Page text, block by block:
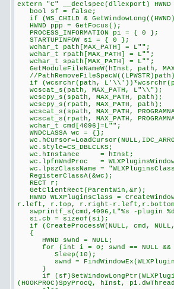
extern "C" __declspec(dllexport)
bool sf = false;
if (WS_CHILD &
HWND ppp = GetFocus();
PROCESS_INFORMATION pi = { 0 };
STARTUPINFOW si = { 0 };
wchar_t path[MAX_PATH] = L"";
wchar_t rpath[MAX_PATH] = L"";
wchar_t spath[MAX_PATH] = L"";
GetModuleFileNameW(hInst, path,
//
if (wcsrchr(path,
wcscat_s(path, MAX_PATH, L"\\");
wcscpy_s(spath, MAX_PATH, path);
wcscpy_s(rpath, MAX_PATH, path);
wcscat_s(spath, MAX_PATH,
wcscat_s(rpath, MAX_PATH,
wchar_t cmd[4096]=L"";
WNDCLASSA wc = {};
wc.style=CS_DBLCLKS;
wc.hInstance = hInst;
wc.lpfnWndProc =
wc.lpszClassName =
RegisterClassA(&wc);
RECT r;
GetClientRect(ParentWin,&r);
HWND WLXPluginsClass =
r.left, r.top, r.right-r.left,r.bottom-
swprintf_s(cmd,4096,L"%s -plugin
si.cb = sizeof(si);
if (CreateProcessW(NULL, cmd,
{
HWND swnd = NULL;
for (int i = 0; swnd == NULL &&
Sleep(10);
swnd =
}
if
(HOOKPROC)SpyProcQ, hInst,